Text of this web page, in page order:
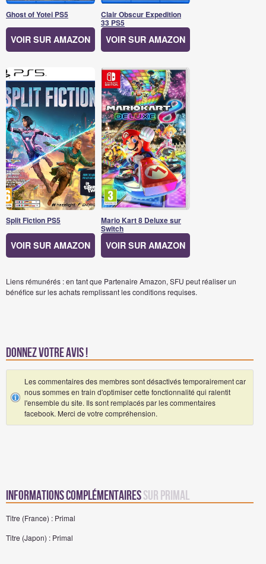
Ghost of Yotei PS5
VOIR SUR AMAZON
Clair Obscur Expedition
33 PS5
VOIR SUR AMAZON
Split Fiction PS5
VOIR SUR AMAZON
Mario Kart 8 Deluxe sur
Switch
VOIR SUR AMAZON
Liens rémunérés : en tant que Partenaire Amazon, SFU peut réaliser un
bénéfice sur les achats remplissant les conditions requises.
Donnez votre avis !
Les commentaires des membres sont désactivés temporairement car
nous sommes en train d'optimiser cette fonctionnalité qui ralentit
l'ensemble du site. Ils sont remplacés par les commentaires
facebook. Merci de votre compréhension.
Informations complémentairessur Primal
Titre (France) : Primal
Titre (Japon) : Primal